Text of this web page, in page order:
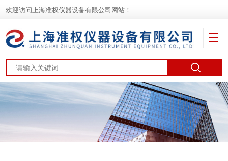
欢迎访问上海准权仪器设备有限公司网站！